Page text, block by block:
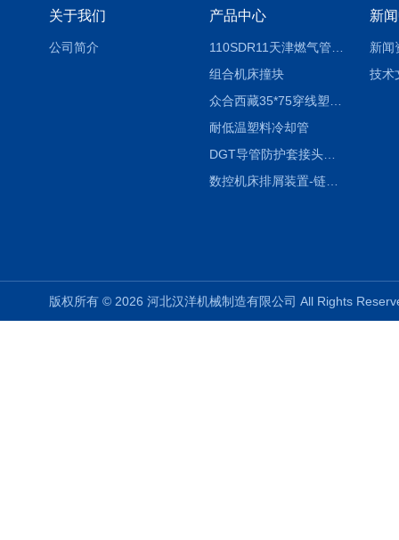
关于我们
公司简介
产品中心
组合机床撞块
耐低温塑料冷却管
DGT导管防护套接头形式与参数
数控机床排屑装置-链板式排屑机
新
新闻
技术
版权所有 © 2026 河北汉洋机械制造有限公司 All Rights